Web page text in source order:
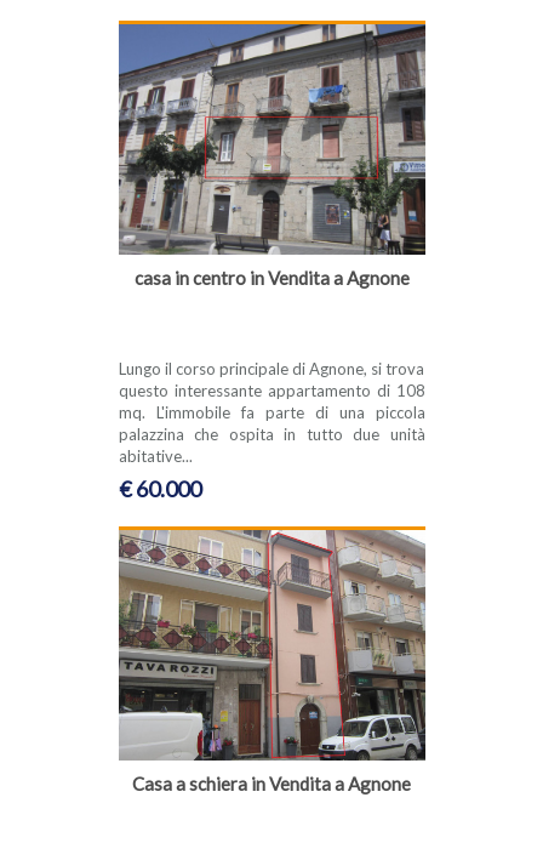
casa in centro in Vendita a Agnone
Lungo il corso principale di Agnone, si trova
questo interessante appartamento di 108
mq. L'immobile fa parte di una piccola
palazzina che ospita in tutto due unità
abitative...
€ 60.000
Casa a schiera in Vendita a Agnone